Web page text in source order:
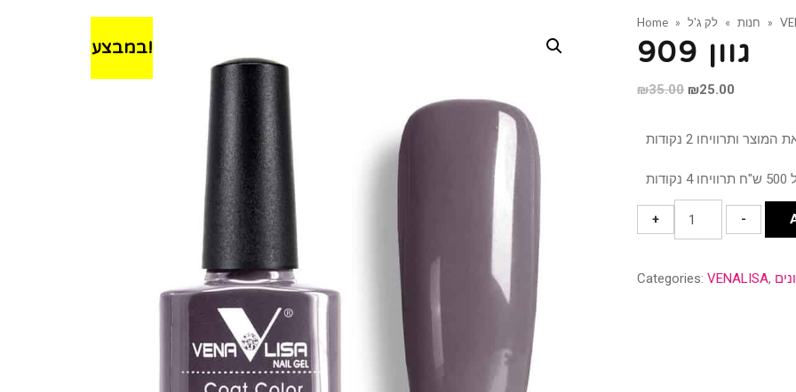
במבצע!
Home » חנות » לק ג'ל »
גוון 909
₪35.00 ₪25.00
+
גוון
909
-
Categories: VENALISA,